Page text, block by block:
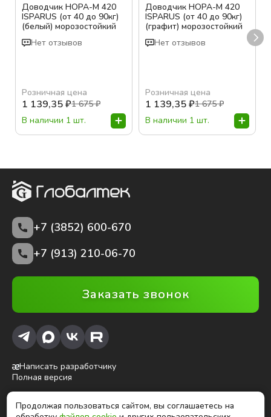
Доводчик НОРА-М 420
ISPARUS (от 40 до 90кг)
(белый) морозостойкий
Нет отзывов
Розничная цена
1 139,35₽1 675₽
В наличии 1 шт.
Доводчик НОРА-М 420
ISPARUS (от 40 до 90кг)
(графит) морозостойкий
Нет отзывов
Розничная цена
1 139,35₽1 675₽
В наличии 1 шт.
+7 (3852) 600-670
+7 (913) 210-06-70
Заказать звонок
Написать разработчику
Полная версия
ⓒ Глобалтек, 2026
Продолжая пользоваться сайтом, вы соглашаетесь на